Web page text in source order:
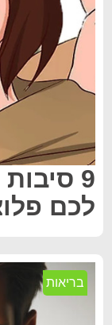
9
לכם
בריאות